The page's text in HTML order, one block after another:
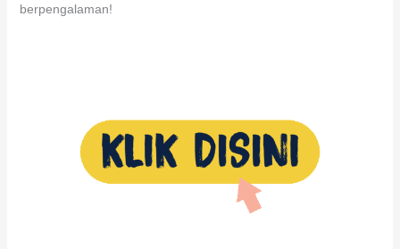
berpengalaman!